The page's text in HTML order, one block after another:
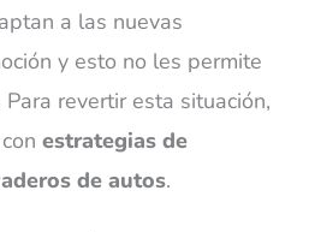
a las nuevas
y esto no les permite
revertir esta situación,
conestrategias de
de autos.